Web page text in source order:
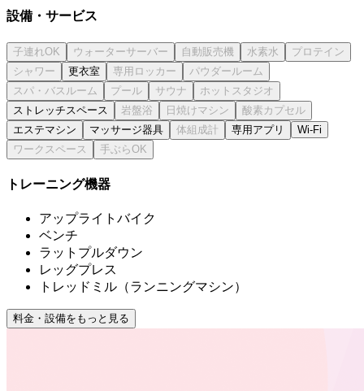
設備・サービス
更衣室
ストレッチスペース
エステマシン
マッサージ器具 専用アプリ Wi-Fi
トレーニング機器
アップライトバイク
ベンチ
ラットプルダウン
レッグプレス
トレッドミル（ランニングマシン）
料金・設備をもっと見る